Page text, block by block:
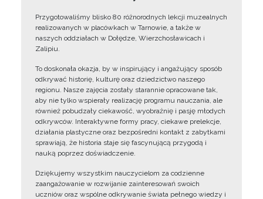
Przygotowaliśmy blisko 80 różnorodnych lekcji muzealnych
realizowanych w placówkach w Tarnowie, a także w
naszych oddziałach w Dołędze, Wierzchosławicach i
Zalipiu.
To doskonała okazja, by w inspirujący i angażujący sposób
odkrywać historię, kulturę oraz dziedzictwo naszego
regionu. Nasze zajęcia zostały starannie opracowane tak,
aby nie tylko wspierały realizację programu nauczania, ale
również pobudzały ciekawość, wyobraźnię i pasję młodych
odkrywców. Interaktywne formy pracy, ciekawe prelekcje,
działania plastyczne oraz bezpośredni kontakt z zabytkami
sprawiają, że historia staje się fascynującą przygodą i
nauką poprzez doświadczenie.
Dziękujemy wszystkim nauczycielom za codzienne
zaangażowanie w rozwijanie zainteresowań swoich
uczniów oraz wspólne odkrywanie świata pełnego wiedzy i